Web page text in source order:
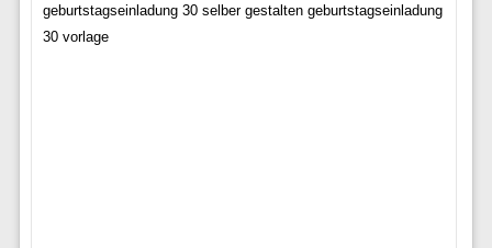
geburtstagseinladung 30 selber gestalten geburtstagseinladung
30 vorlage